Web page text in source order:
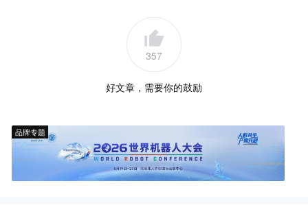
357
好文章，需要你的鼓励
品牌专题